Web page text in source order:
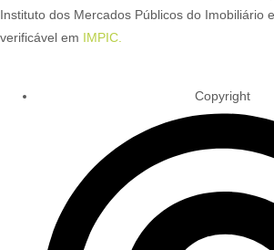
Instituto dos Mercados Públicos do Imobiliário
verificável em IMPIC.
Copyright